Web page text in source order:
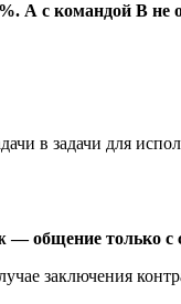
А с командой B не
в задачи для
— общение только с
заключения